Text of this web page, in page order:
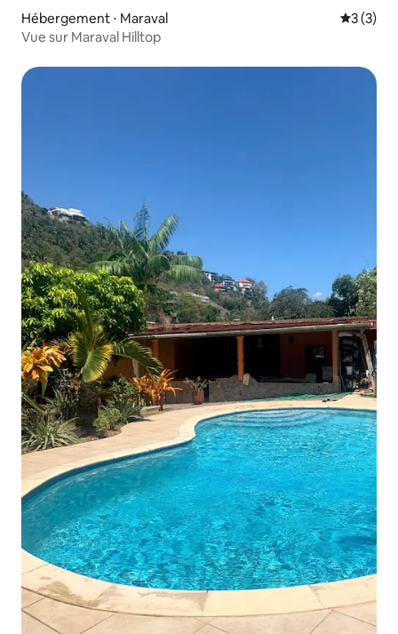
Hébergement ⋅ Maraval
3 (3)
Vue sur Maraval Hilltop